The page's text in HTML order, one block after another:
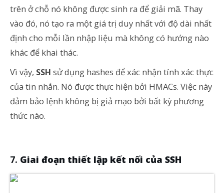
trên ở chỗ nó không được sinh ra để giải mã. Thay
vào đó, nó tạo ra một giá trị duy nhất với độ dài nhất
định cho mỗi lần nhập liệu mà không có hướng nào
khác để khai thác.
Vì vậy, SSH sử dụng hashes để xác nhận tính xác thực
của tin nhắn. Nó được thực hiện bởi HMACs. Việc này
đảm bảo lệnh không bị giả mạo bởi bất kỳ phương
thức nào.
Giai đoạn thiết lập kết nối của SSH